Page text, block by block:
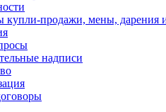
купли-продажи, мены, дарения
надписи